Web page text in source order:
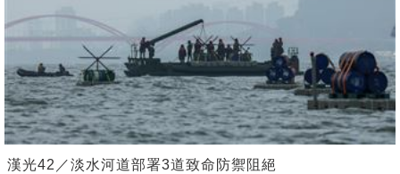
漢光42／淡水河道部署3道致命防禦阻絕